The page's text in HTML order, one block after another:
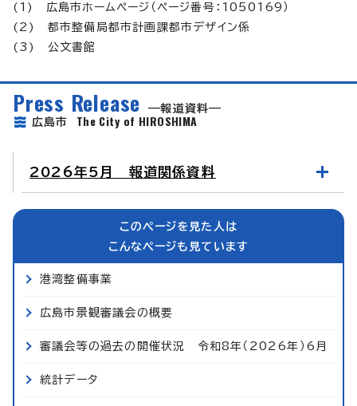
(1) 広島市ホームページ（ページ番号：1050169）
(2) 都市整備局都市計画課都市デザイン係
(3) 公文書館
Press Release
報道資料
広島市 The City of HIROSHIMA
2026年5月 報道関係資料
このページを見た人は
こんなページも見ています
港湾整備事業
広島市景観審議会の概要
審議会等の過去の開催状況 令和8年（2026年）6月
統計データ